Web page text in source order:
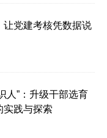
让党建考核凭数据说
人”：升级干部选育
实践与探索